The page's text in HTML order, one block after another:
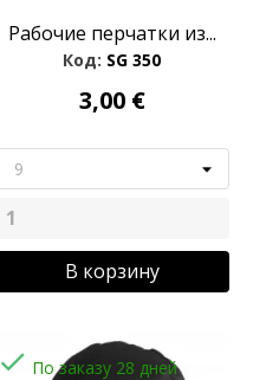
Pабочие перчатки из...
Код: SG 350
3,00 €
В корзину
 По заказу 28 дней